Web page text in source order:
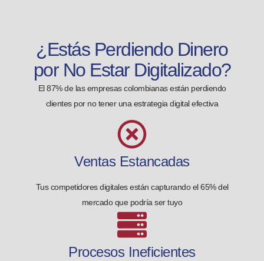
¿Estás Perdiendo Dinero
por No Estar Digitalizado?
El 87% de las empresas colombianas están perdiendo
clientes por no tener una estrategia digital efectiva
Ventas Estancadas
Tus competidores digitales están capturando el 65% del
mercado que podría ser tuyo
Procesos Ineficientes